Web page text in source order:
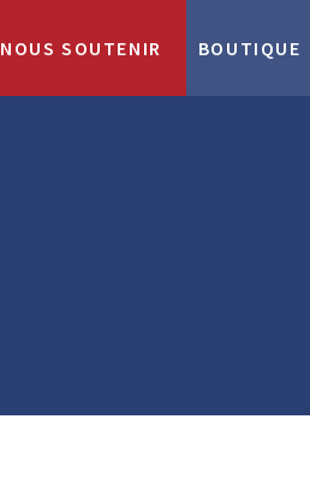
NOUS SOUTENIR BOUTIQUE